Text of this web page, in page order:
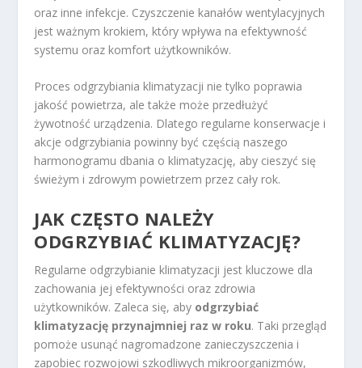
oraz inne infekcje. Czyszczenie kanałów wentylacyjnych
jest ważnym krokiem, który wpływa na efektywność
systemu oraz komfort użytkowników.
Proces odgrzybiania klimatyzacji nie tylko poprawia
jakość powietrza, ale także może przedłużyć
żywotność urządzenia. Dlatego regularne konserwacje i
akcje odgrzybiania powinny być częścią naszego
harmonogramu dbania o klimatyzację, aby cieszyć się
świeżym i zdrowym powietrzem przez cały rok.
JAK CZĘSTO NALEŻY
ODGRZYBIAĆ KLIMATYZACJĘ?
Regularne odgrzybianie klimatyzacji jest kluczowe dla
zachowania jej efektywności oraz zdrowia
użytkowników. Zaleca się, aby odgrzybiać
klimatyzację przynajmniej raz w roku. Taki przegląd
pomoże usunąć nagromadzone zanieczyszczenia i
zapobiec rozwojowi szkodliwych mikroorganizmów,